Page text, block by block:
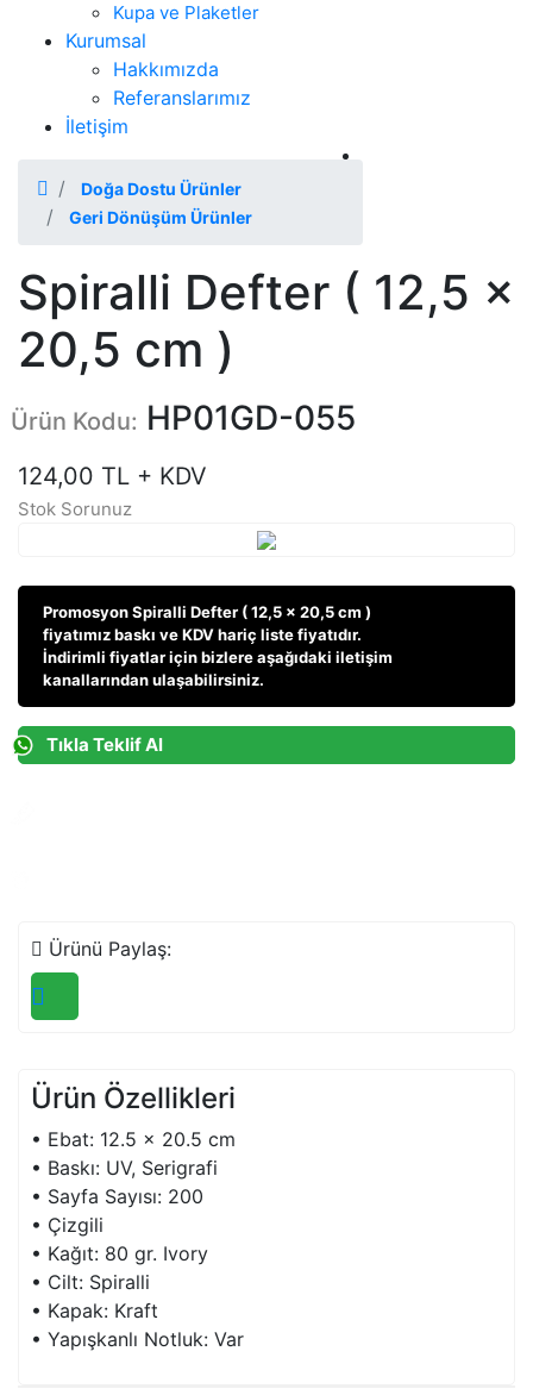
Kupa ve Plaketler
Kurumsal
Hakkımızda
Referanslarımız
İletişim
Doğa Dostu Ürünler
Geri Dönüşüm Ürünler
Spiralli Defter ( 12,5 x
20,5 cm )
Ürün Kodu: HP01GD-055
124,00 TL + KDV
Stok Sorunuz
Promosyon Spiralli Defter ( 12,5 x 20,5 cm )
fiyatımız baskı ve KDV hariç liste fiyatıdır.
İndirimli fiyatlar için bizlere aşağıdaki iletişim
kanallarından ulaşabilirsiniz.
Tıkla Teklif Al
Ürünü Paylaş:
Ürün Özellikleri
• Ebat: 12.5 x 20.5 cm
• Baskı: UV, Serigrafi
• Sayfa Sayısı: 200
• Çizgili
• Kağıt: 80 gr. Ivory
• Cilt: Spiralli
• Kapak: Kraft
• Yapışkanlı Notluk: Var